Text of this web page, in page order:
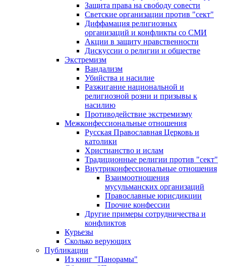
Защита права на свободу совести
Светские организации против "сект"
Диффамация религиозных
организаций и конфликты со СМИ
Акции в защиту нравственности
Дискуссии о религии и обществе
Экстремизм
Вандализм
Убийства и насилие
Разжигание национальной и
религиозной розни и призывы к
насилию
Противодействие экстремизму
Межконфессиональные отношения
Русская Православная Церковь и
католики
Христианство и ислам
Традиционные религии против "сект"
Внутриконфессиональные отношения
Взаимоотношения
мусульманских организаций
Православные юрисдикции
Прочие конфессии
Другие примеры сотрудничества и
конфликтов
Курьезы
Сколько верующих
Публикации
Из книг "Панорамы"